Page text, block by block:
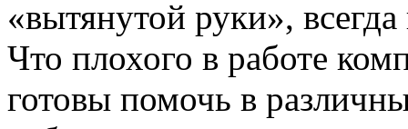
«вытянутой руки»,
Что плохого в работе
готовы помочь в